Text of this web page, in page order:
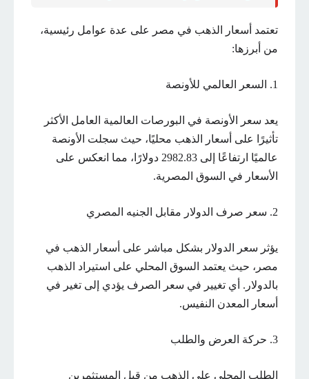
تعتمد أسعار الذهب في مصر على عدة عوامل رئيسية،
من أبرزها:
1. السعر العالمي للأونصة
يعد سعر الأونصة في البورصات العالمية العامل الأكثر
تأثيرًا على أسعار الذهب محليًا، حيث سجلت الأونصة
عالميًا ارتفاعًا إلى 2982.83 دولارًا، مما انعكس على
الأسعار في السوق المصرية.
2. سعر صرف الدولار مقابل الجنيه المصري
يؤثر سعر الدولار بشكل مباشر على أسعار الذهب في
مصر، حيث يعتمد السوق المحلي على استيراد الذهب
بالدولار. أي تغيير في سعر الصرف يؤدي إلى تغير في
أسعار المعدن النفيس.
3. حركة العرض والطلب
الطلب المحلي على الذهب من قبل المستثمرين